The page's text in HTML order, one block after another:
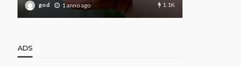
god 1 anno ago 1.1K
ADS